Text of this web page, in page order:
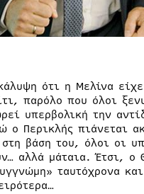
ότι η Μελίνα
παρόλο που όλοι
υπερβολική την
Περικλής πιάνεται
βάση του, όλοι οι
αλλά μάταια. Έτσι, ο
ταυτόχρονα